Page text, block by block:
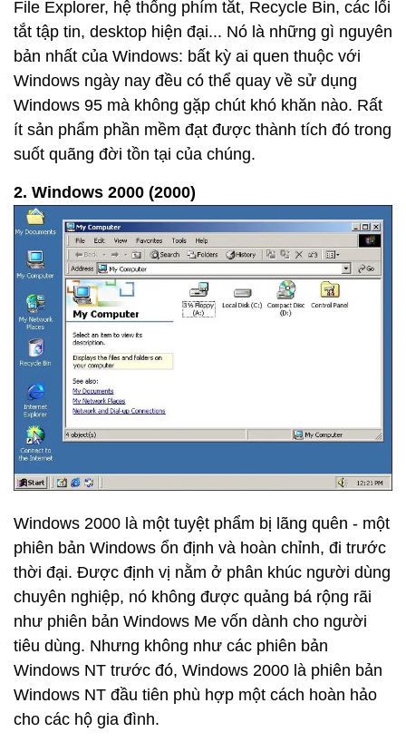
File Explorer, hệ thống phím tắt, Recycle Bin, các lối
tắt tập tin, desktop hiện đại... Nó là những gì nguyên
bản nhất của Windows: bất kỳ ai quen thuộc với
Windows ngày nay đều có thể quay về sử dụng
Windows 95 mà không gặp chút khó khăn nào. Rất
ít sản phẩm phần mềm đạt được thành tích đó trong
suốt quãng đời tồn tại của chúng.
2. Windows 2000 (2000)
Windows 2000 là một tuyệt phẩm bị lãng quên - một
phiên bản Windows ổn định và hoàn chỉnh, đi trước
thời đại. Được định vị nằm ở phân khúc người dùng
chuyên nghiệp, nó không được quảng bá rộng rãi
như phiên bản Windows Me vốn dành cho người
tiêu dùng. Nhưng không như các phiên bản
Windows NT trước đó, Windows 2000 là phiên bản
Windows NT đầu tiên phù hợp một cách hoàn hảo
cho các hộ gia đình.